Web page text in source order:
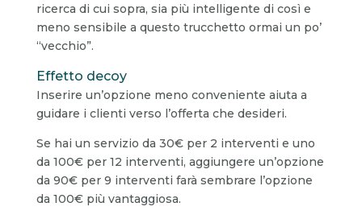
ricerca di cui sopra, sia più intelligente di così e
meno sensibile a questo trucchetto ormai un po’
“vecchio”.
Effetto decoy
Inserire un’opzione meno conveniente aiuta a
guidare i clienti verso l’offerta che desideri.
Se hai un servizio da 30€ per 2 interventi e uno
da 100€ per 12 interventi, aggiungere un’opzione
da 90€ per 9 interventi farà sembrare l’opzione
da 100€ più vantaggiosa.